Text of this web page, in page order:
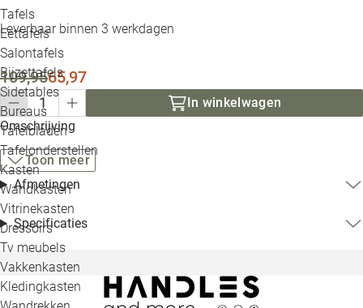
Tafels
Eettafels
Salontafels
Bijzettafels
Sidetables
Bureaus
Tafelbladen
Tafelonderstellen
Kasten
Wandkasten
Vitrinekasten
Dressoirs
Tv meubels
Vakkenkasten
Kledingkasten
Leverbaar binnen 3 werkdagen
109,9565,97
In winkelwagen
Omschrijving
Toon meer
Afmetingen
Specificaties